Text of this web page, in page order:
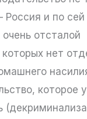
и по
отсталой
нет
которое